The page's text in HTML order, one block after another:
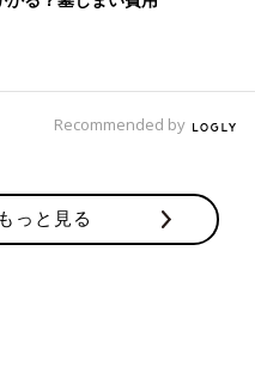
Recommended by
っと見る